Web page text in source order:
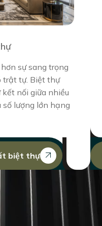
sự sang trọng
tự. Biệt thự
nối giữa nhiều
lượng lớn hạng
biệt thự